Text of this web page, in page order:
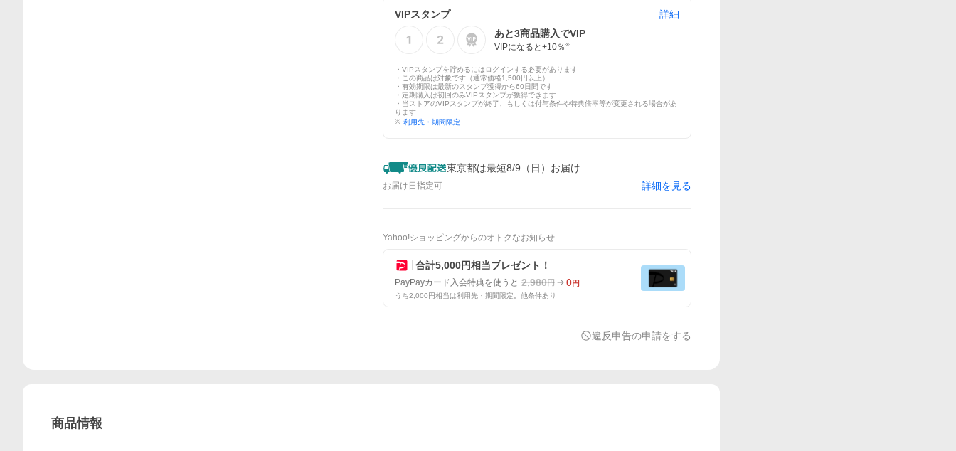
VIPスタンプ
詳細
あと3商品購入でVIP
VIPになると+10％ ※
・VIPスタンプを貯めるにはログインする必要があります
・この商品は対象です（通常価格1,500円以上）
・有効期限は最新のスタンプ獲得から60日間です
・定期購入は初回のみVIPスタンプが獲得できます
・当ストアのVIPスタンプが終了、もしくは付与条件や特典倍率等が変更される場合があ
ります
※ 利用先・期間限定
東京都は最短8/9（日）お届け
お届け日指定可 詳細を見る
Yahoo!ショッピングからのオトクなお知らせ
合計5,000円相当プレゼント！
PayPayカード入会特典を使うと 2,980円 0円
うち2,000円相当は利用先・期間限定。他条件あり
違反申告の申請をする
商品情報